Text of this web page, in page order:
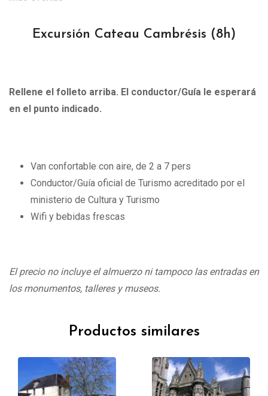
Excursión Cateau Cambrésis (8h)
Rellene el folleto arriba. El conductor/Guía le esperará
en el punto indicado.
Van confortable con aire, de 2 a 7 pers
Conductor/Guía oficial de Turismo acreditado por el
ministerio de Cultura y Turismo
Wifi y bebidas frescas
El precio no incluye el almuerzo ni tampoco las entradas en
los monumentos, talleres y museos.
Productos similares